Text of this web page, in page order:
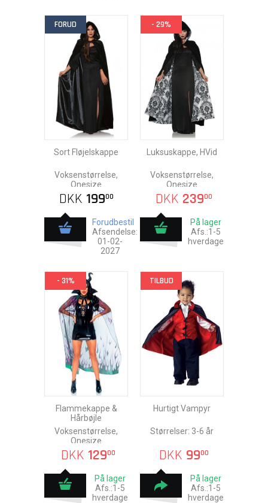
FORUD
Sort Fløjelskappe
Voksenstørrelse,
Onesize
DKK 19900
Forudbestil
Afsendelse:
01-02-
2027
- 29%
Luksuskappe, HVid
Voksenstørrelse,
Onesize
DKK 23900
På lager
Afs.:1-5
hverdage
- 31%
Flammekappe &
Hårbøjle
Voksenstørrelse,
Onesize
DKK 12900
På lager
Afs.:1-5
hverdage
TILBUD
Hurtigt Vampyr
Størrelser: 3-6 år
DKK 9900
På lager
Afs.:1-5
hverdage